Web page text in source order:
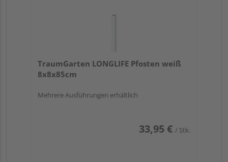
TraumGarten LONGLIFE Pfosten weiß
8x8x85cm
Mehrere Ausführungen erhältlich
33,95 € / Stk.